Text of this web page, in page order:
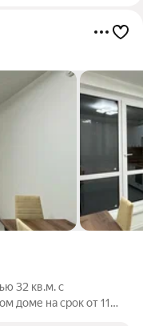
32 кв.м. с
доме на срок от 11